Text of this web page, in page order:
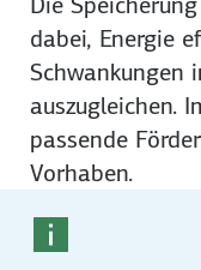
dabei, Energie
Schwankungen
auszugleichen.
passende
Vorhaben.